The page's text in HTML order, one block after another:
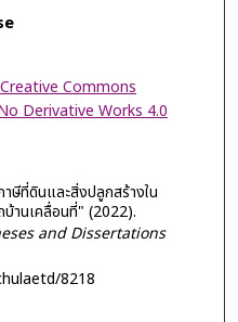
Creative Commons
Derivative Works 4.0
ษีที่ดินและสิ่งปลูกสร้างใน
านเคลื่อนที่" (2022).
and Dissertations
8218